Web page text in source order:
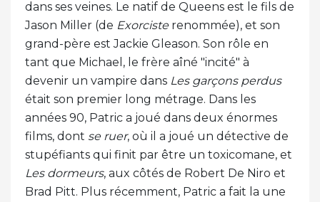
dans ses veines. Le natif de Queens est le fils de
Jason Miller (de Exorcisterenommée), et son
grand-père est Jackie Gleason. Son rôle en
tant que Michael, le frère aîné "incité" à
devenir un vampire dans Les garçons perdus
était son premier long métrage. Dans les
années 90, Patric a joué dans deux énormes
films, dont se ruer, où il a joué un détective de
stupéfiants qui finit par être un toxicomane, et
Les dormeurs, aux côtés de Robert De Niro et
Brad Pitt. Plus récemment, Patric a fait la une